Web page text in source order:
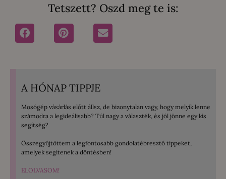
Tetszett? Oszd meg te is:
A HÓNAP TIPPJE
Mosógép vásárlás előtt állsz, de bizonytalan vagy, hogy melyik lenne
számodra a legideálisabb? Túl nagy a választék, és jól jönne egy kis
segítség?
Összegyűjtöttem a legfontosabb gondolatébresztő tippeket,
amelyek segítenek a döntésben!
ELOLVASOM!